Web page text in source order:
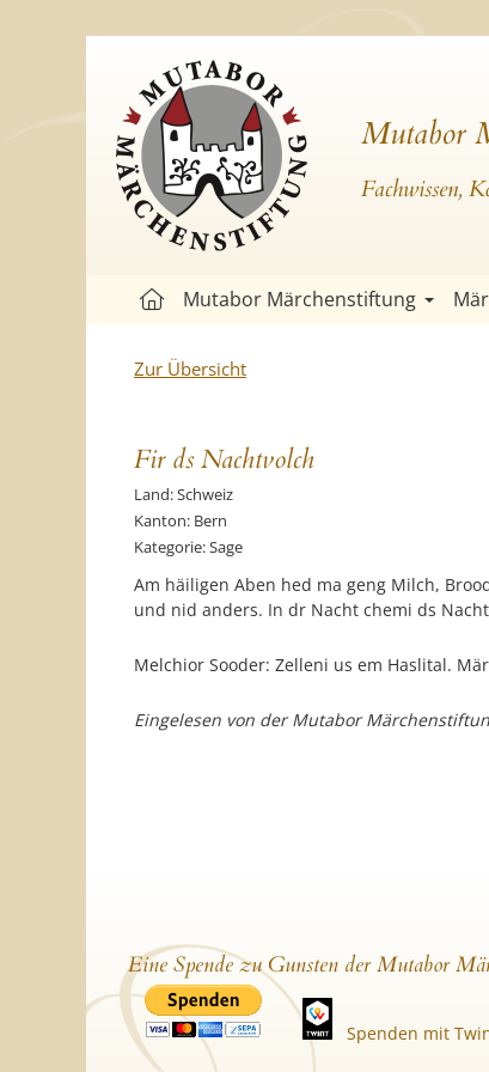
Mutabor
Fachwissen,
Mutabor Märchenstiftung
Zur Übersicht
Fir ds Nachtvolch
Land: Schweiz
Kanton: Bern
Kategorie: Sage
Am häiligen Aben hed ma geng Milch,
und nid anders. In dr Nacht chemi ds
Melchior Sooder: Zelleni us em Haslital.
Eingelesen von der Mutabor
Eine Spende zu Gunsten der Mutabor
Spenden mit